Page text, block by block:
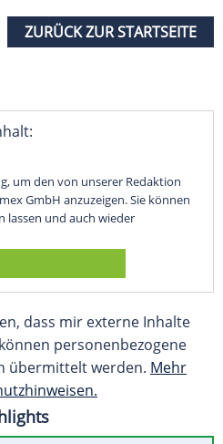
ZURÜCK ZUR STARTSEITE
um den von unserer Redaktion
GmbH anzuzeigen. Sie können
lassen und auch wieder
dass mir externe Inhalte
personenbezogene
übermittelt werden. Mehr